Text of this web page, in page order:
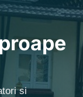
si